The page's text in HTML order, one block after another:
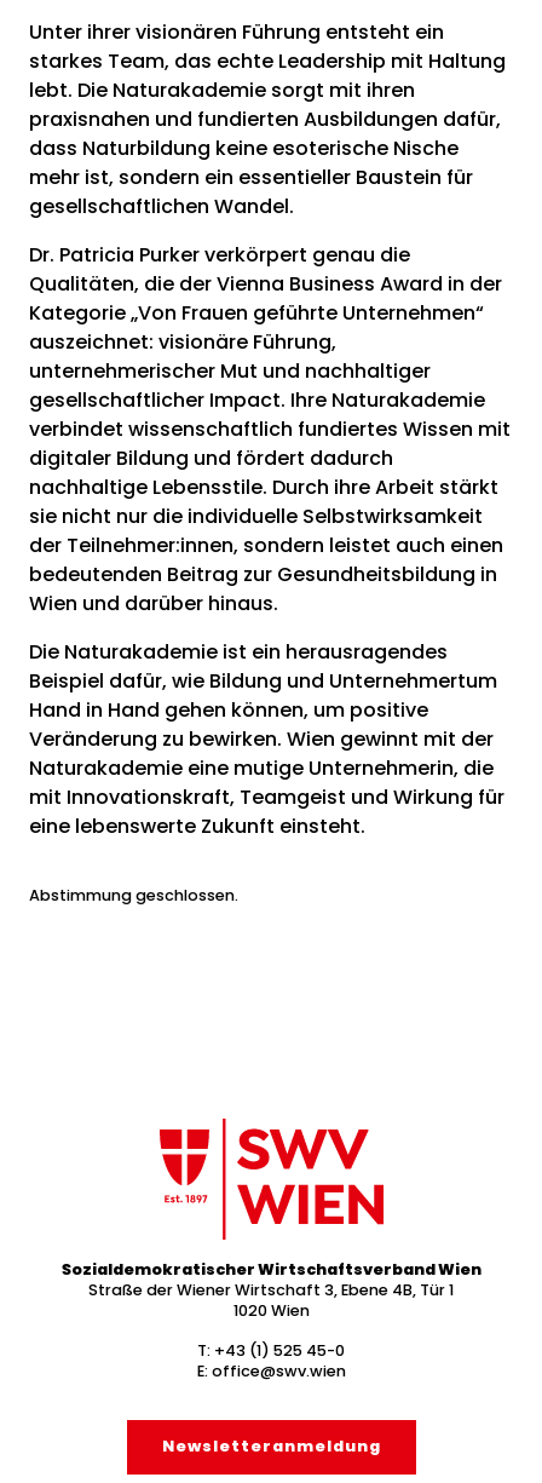
Unter ihrer visionären Führung entsteht ein
starkes Team, das echte Leadership mit Haltung
lebt. Die Naturakademie sorgt mit ihren
praxisnahen und fundierten Ausbildungen dafür,
dass Naturbildung keine esoterische Nische
mehr ist, sondern ein essentieller Baustein für
gesellschaftlichen Wandel.
Dr. Patricia Purker verkörpert genau die
Qualitäten, die der Vienna Business Award in der
Kategorie „Von Frauen geführte Unternehmen“
auszeichnet: visionäre Führung,
unternehmerischer Mut und nachhaltiger
gesellschaftlicher Impact. Ihre Naturakademie
verbindet wissenschaftlich fundiertes Wissen mit
digitaler Bildung und fördert dadurch
nachhaltige Lebensstile. Durch ihre Arbeit stärkt
sie nicht nur die individuelle Selbstwirksamkeit
der Teilnehmer:innen, sondern leistet auch einen
bedeutenden Beitrag zur Gesundheitsbildung in
Wien und darüber hinaus.
Die Naturakademie ist ein herausragendes
Beispiel dafür, wie Bildung und Unternehmertum
Hand in Hand gehen können, um positive
Veränderung zu bewirken. Wien gewinnt mit der
Naturakademie eine mutige Unternehmerin, die
mit Innovationskraft, Teamgeist und Wirkung für
eine lebenswerte Zukunft einsteht.
Abstimmung geschlossen.
Sozialdemokratischer Wirtschaftsverband Wien
Straße der Wiener Wirtschaft 3, Ebene 4B, Tür 1
1020 Wien
T: +43 (1) 525 45-0
E: office@swv.wien
Newsletter­anmeldung